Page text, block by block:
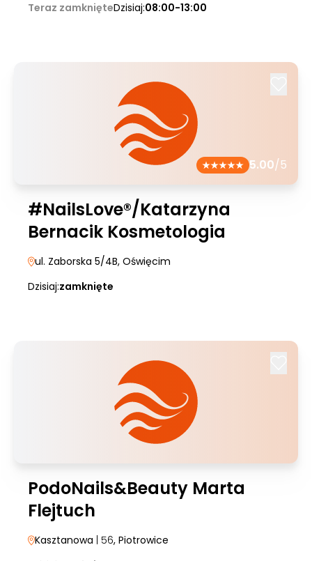
Teraz zamknięteDzisiaj:08:00-13:00
5.00/5
#NailsLove®/Katarzyna
Bernacik Kosmetologia
ul. Zaborska 5/4B, Oświęcim
Dzisiaj:zamknięte
PodoNails&Beauty Marta
Flejtuch
Kasztanowa | 56, Piotrowice